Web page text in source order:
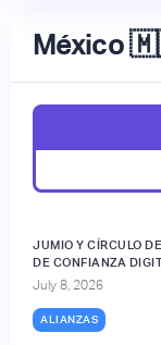
México
JUMIO Y CÍRCULO
DE CONFIANZA
July 8, 2026
ALIANZAS